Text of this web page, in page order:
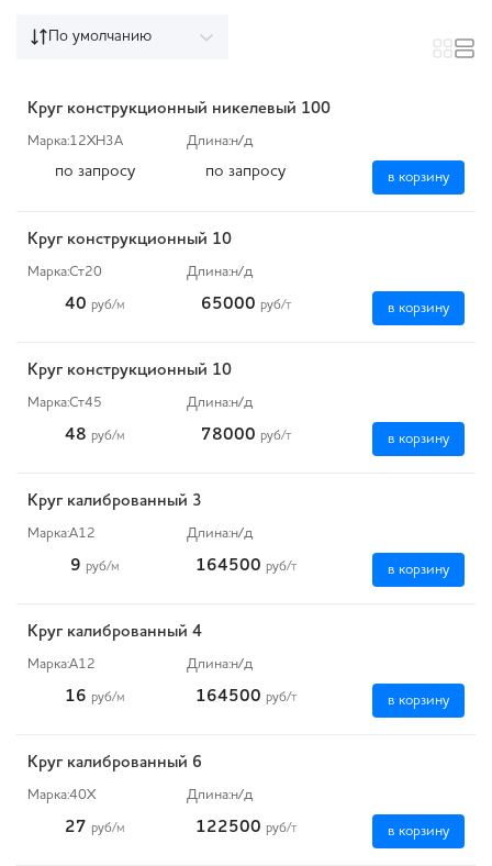
По умолчанию
Круг конструкционный никелевый 100
Марка:12ХН3А Длина:н/д
по запросу по запросу в корзину
Круг конструкционный 10
Марка:Ст20 Длина:н/д
40 руб/м 65000 руб/т в корзину
Круг конструкционный 10
Марка:Ст45 Длина:н/д
48 руб/м 78000 руб/т в корзину
Круг калиброванный 3
Марка:А12 Длина:н/д
9 руб/м 164500 руб/т в корзину
Круг калиброванный 4
Марка:А12 Длина:н/д
16 руб/м 164500 руб/т в корзину
Круг калиброванный 6
Марка:40Х Длина:н/д
27 руб/м 122500 руб/т в корзину